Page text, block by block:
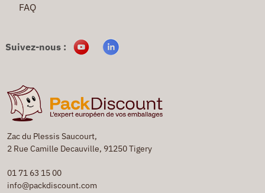
Zac du Plessis Saucourt,
2 Rue Camille Decauville, 91250 Tigery
01 71 63 15 00
info@packdiscount.com
FAQ
Suivez-nous :